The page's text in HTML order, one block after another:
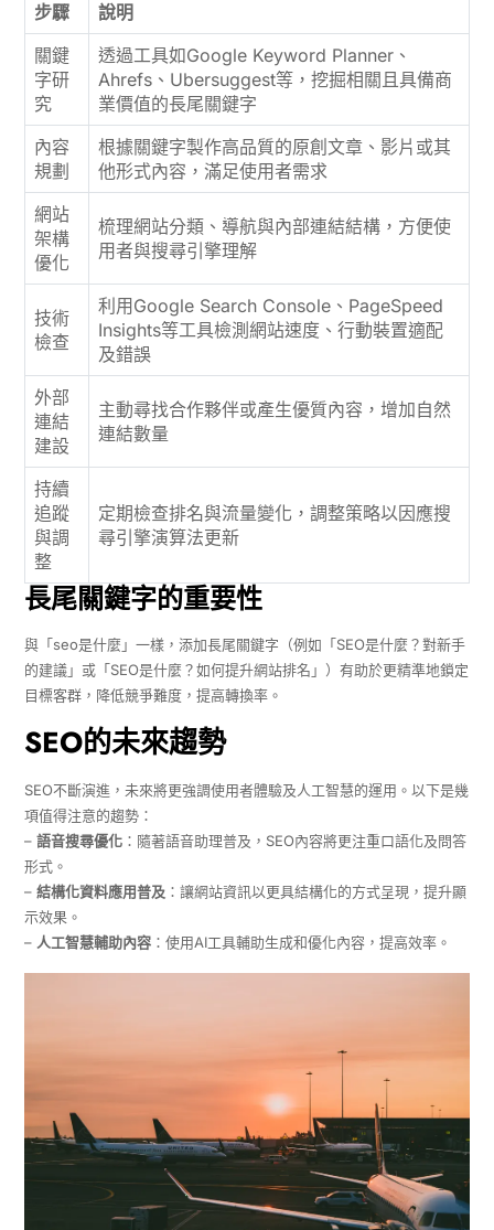
步驟
說明
關鍵
字研
究
透過工具如Google Keyword Planner、
Ahrefs、Ubersuggest等，挖掘相關且具備商
業價值的長尾關鍵字
內容
規劃
根據關鍵字製作高品質的原創文章、影片或其
他形式內容，滿足使用者需求
網站
架構
優化
梳理網站分類、導航與內部連結結構，方便使
用者與搜尋引擎理解
技術
檢查
利用Google Search Console、PageSpeed
Insights等工具檢測網站速度、行動裝置適配
及錯誤
外部
連結
建設
主動尋找合作夥伴或產生優質內容，增加自然
連結數量
持續
追蹤
與調
整
定期檢查排名與流量變化，調整策略以因應搜
尋引擎演算法更新
長尾關鍵字的重要性
與「seo是什麼」一樣，添加長尾關鍵字（例如「SEO是什麼？對新手
的建議」或「SEO是什麼？如何提升網站排名」）有助於更精準地鎖定
目標客群，降低競爭難度，提高轉換率。
SEO的未來趨勢
SEO不斷演進，未來將更強調使用者體驗及人工智慧的運用。以下是幾
項值得注意的趨勢：
– 語音搜尋優化：隨著語音助理普及，SEO內容將更注重口語化及問答
形式。
– 結構化資料應用普及：讓網站資訊以更具結構化的方式呈現，提升顯
示效果。
– 人工智慧輔助內容：使用AI工具輔助生成和優化內容，提高效率。